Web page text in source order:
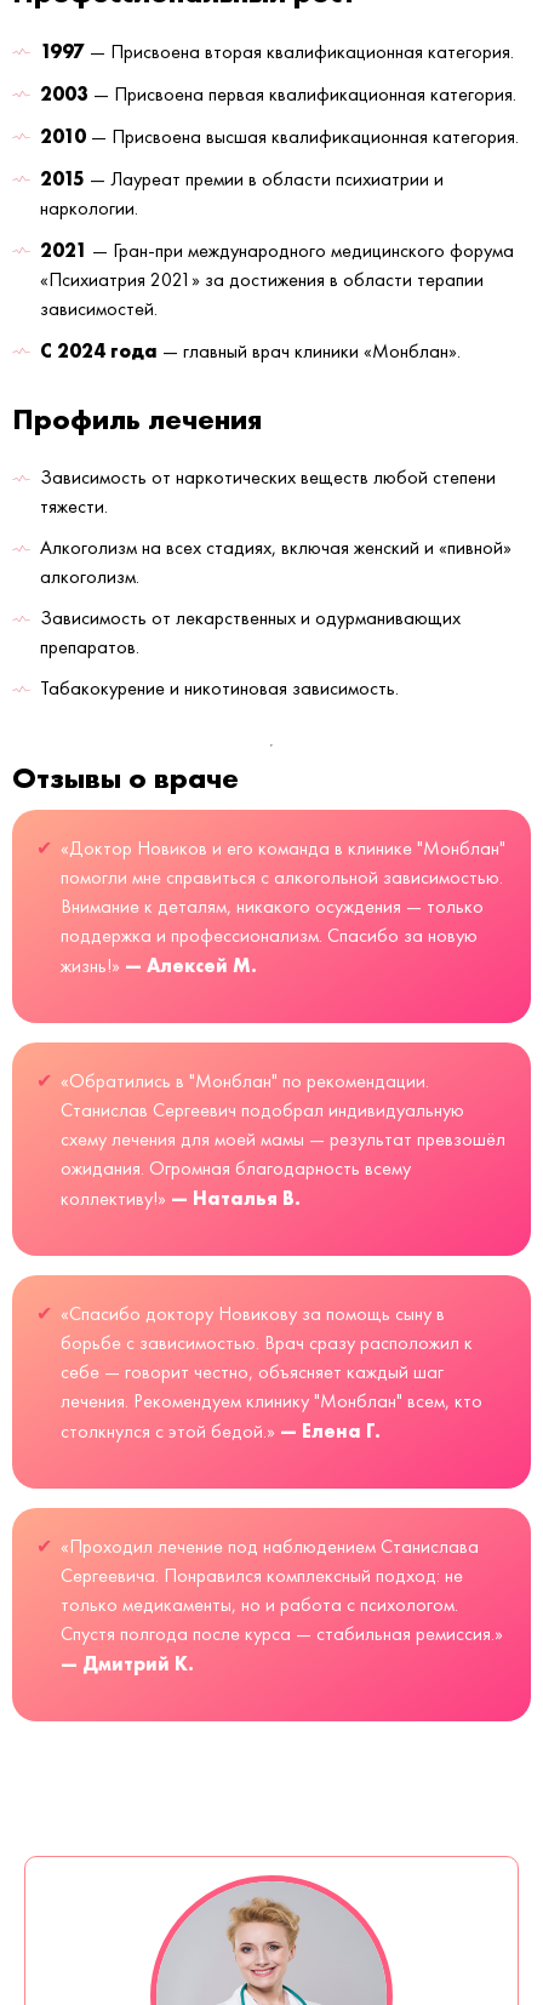
1997 — Присвоена вторая квалификационная категория.
2003 — Присвоена первая квалификационная категория.
2010 — Присвоена высшая квалификационная категория.
2015 — Лауреат премии в области психиатрии и
наркологии.
2021 — Гран-при международного медицинского форума
«Психиатрия 2021» за достижения в области терапии
зависимостей.
С 2024 года — главный врач клиники «Монблан».
Профиль лечения
Зависимость от наркотических веществ любой степени
тяжести.
Алкоголизм на всех стадиях, включая женский и «пивной»
алкоголизм.
Зависимость от лекарственных и одурманивающих
препаратов.
Табакокурение и никотиновая зависимость.
Отзывы о враче
«Доктор Новиков и его команда в клинике "Монблан"
помогли мне справиться с алкогольной зависимостью.
Внимание к деталям, никакого осуждения — только
поддержка и профессионализм. Спасибо за новую
жизнь!» — Алексей М.
«Обратились в "Монблан" по рекомендации.
Станислав Сергеевич подобрал индивидуальную
схему лечения для моей мамы — результат превзошёл
ожидания. Огромная благодарность всему
коллективу!» — Наталья В.
«Спасибо доктору Новикову за помощь сыну в
борьбе с зависимостью. Врач сразу расположил к
себе — говорит честно, объясняет каждый шаг
лечения. Рекомендуем клинику "Монблан" всем, кто
столкнулся с этой бедой.» — Елена Г.
«Проходил лечение под наблюдением Станислава
Сергеевича. Понравился комплексный подход: не
только медикаменты, но и работа с психологом.
Спустя полгода после курса — стабильная ремиссия.»
— Дмитрий К.